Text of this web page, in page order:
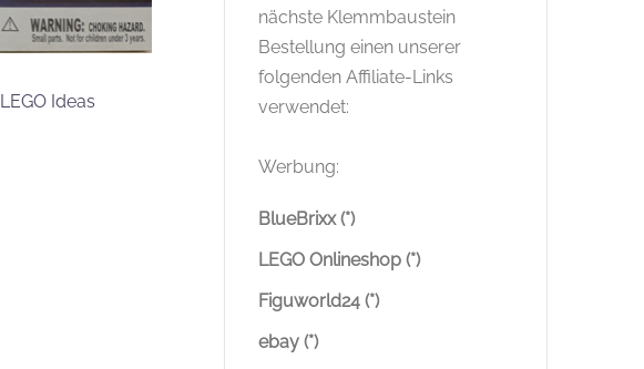
Ideas
nächste Klemmbaustein
Bestellung einen unserer
folgenden Affiliate-Links
verwendet:
Werbung:
BlueBrixx (*)
LEGO Onlineshop (*)
Figuworld24 (*)
ebay (*)